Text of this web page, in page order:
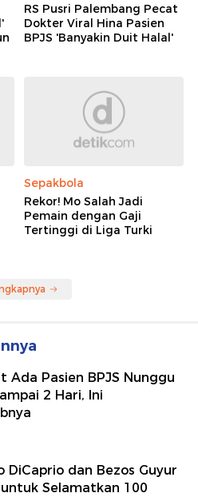
RS Pusri Palembang Pecat
Dokter Viral Hina Pasien
BPJS 'Banyakin Duit Halal'
Sepakbola
Rekor! Mo Salah Jadi
Pemain dengan Gaji
Tertinggi di Liga Turki
Ada Pasien BPJS Nunggu
2 Hari, Ini
DiCaprio dan Bezos Guyur
untuk Selamatkan 100